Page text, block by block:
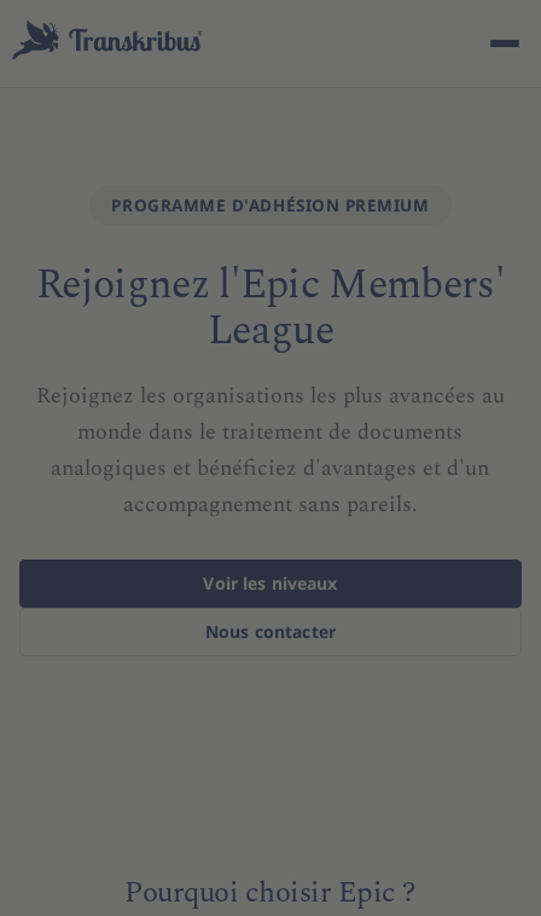
ESC
sites et articles de blog...
PROGRAMME D'ADHÉSION PREMIUM
Rejoignez l'Epic Members'
League
Rejoignez les organisations les plus avancées au
monde dans le traitement de documents
analogiques et bénéficiez d'avantages et d'un
accompagnement sans pareils.
Voir les niveaux
Nous contacter
Pourquoi choisir Epic ?